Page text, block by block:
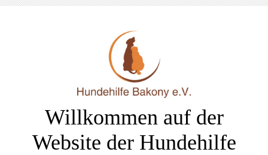
Willkommen auf der
Website der Hundehilfe